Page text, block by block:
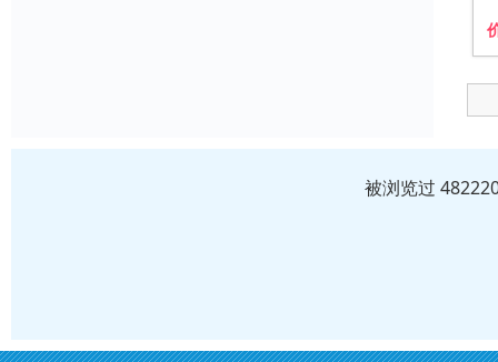
被浏览过